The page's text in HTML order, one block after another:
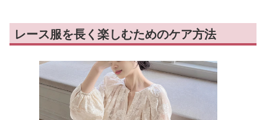
レース服を長く楽しむためのケア方法